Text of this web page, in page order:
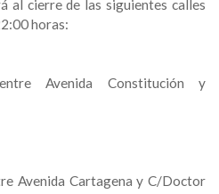
al cierre de las siguientes calles
horas:
Avenida Constitución y
Avenida Cartagena y C/Doctor